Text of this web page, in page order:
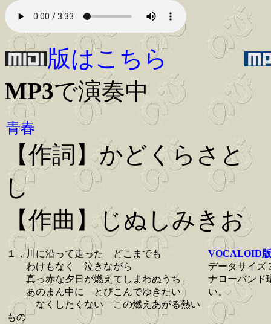
版はこちら
MP3で演奏中
青春
【作詞】かどくらさと
【作曲】じぬしみきお
１．川に沿って走った どこまでも
わけもなく 泣きながら
真っ赤な夕日が燃えてしまわぬうち
あのまん中に とびこんでゆきたい
なくしたくない この燃えあがる熱い
もの
VOCALOID版
データサイズ
ナローバンド
い。